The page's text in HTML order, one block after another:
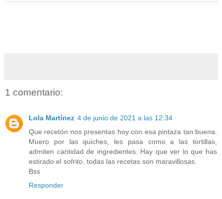
1 comentario:
Lola Martínez 4 de junio de 2021 a las 12:34
Que recetón nos presentas hoy con esa pintaza tan buena.
Muero por las quiches, les pasa como a las tortillas,
admiten cantidad de ingredientes. Hay que ver lo que has
estirado el sofrito, todas las recetas son maravillosas.
Bss
Responder